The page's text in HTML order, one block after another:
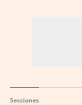
Secciones